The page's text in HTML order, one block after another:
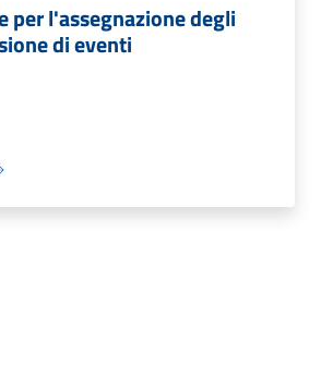
per l'assegnazione degli
di eventi